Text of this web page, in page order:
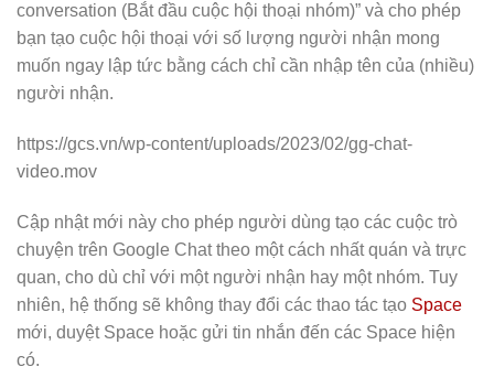
conversation (Bắt đầu cuộc hội thoại nhóm)” và cho phép
bạn tạo cuộc hội thoại với số lượng người nhận mong
muốn ngay lập tức bằng cách chỉ cần nhập tên của (nhiều)
người nhận.
https://gcs.vn/wp-content/uploads/2023/02/gg-chat-
video.mov
Cập nhật mới này cho phép người dùng tạo các cuộc trò
chuyện trên Google Chat theo một cách nhất quán và trực
quan, cho dù chỉ với một người nhận hay một nhóm. Tuy
nhiên, hệ thống sẽ không thay đổi các thao tác tạo Space
mới, duyệt Space hoặc gửi tin nhắn đến các Space hiện
có.